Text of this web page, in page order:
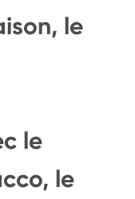
le
le
le